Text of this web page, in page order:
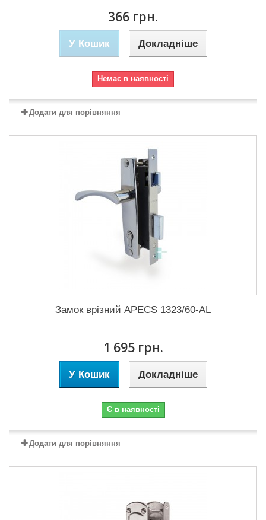
366 грн.
У Кошик Докладніше
Немає в наявності
Додати для порівняння
Замок врізний APECS 1323/60-AL
1 695 грн.
У Кошик Докладніше
Є в наявності
Додати для порівняння